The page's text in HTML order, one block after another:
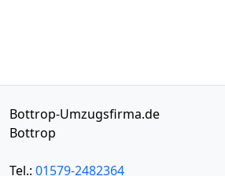
Bottrop-Umzugsfirma.de
Bottrop
Tel.: 01579-2482364